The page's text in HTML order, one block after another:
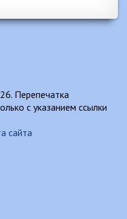
Перепечатка
с указанием ссылки
сайта